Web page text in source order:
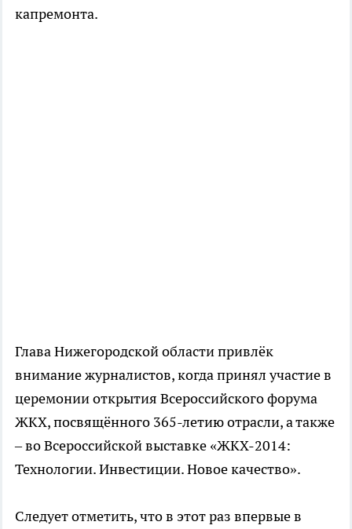
капремонта.
Глава Нижегородской области привлёк
внимание журналистов, когда принял участие в
церемонии открытия Всероссийского форума
ЖКХ, посвящённого 365-летию отрасли, а также
– во Всероссийской выставке «ЖКХ-2014:
Технологии. Инвестиции. Новое качество».
Следует отметить, что в этот раз впервые в